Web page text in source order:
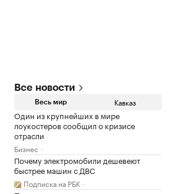
Все новости
Весь мир Кавказ
Один из крупнейших в мире
лоукостеров сообщил о кризисе
отрасли
Бизнес
Почему электромобили дешевеют
быстрее машин с ДВС
Подписка на РБК